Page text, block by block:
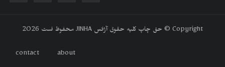
‫Copyright © حق چاپ کلیه حقوق آژانس JINHA محفوظ است 2026
about
contact